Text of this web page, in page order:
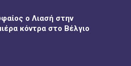
ο Λιασή στην
κόντρα στο Βέλγιο